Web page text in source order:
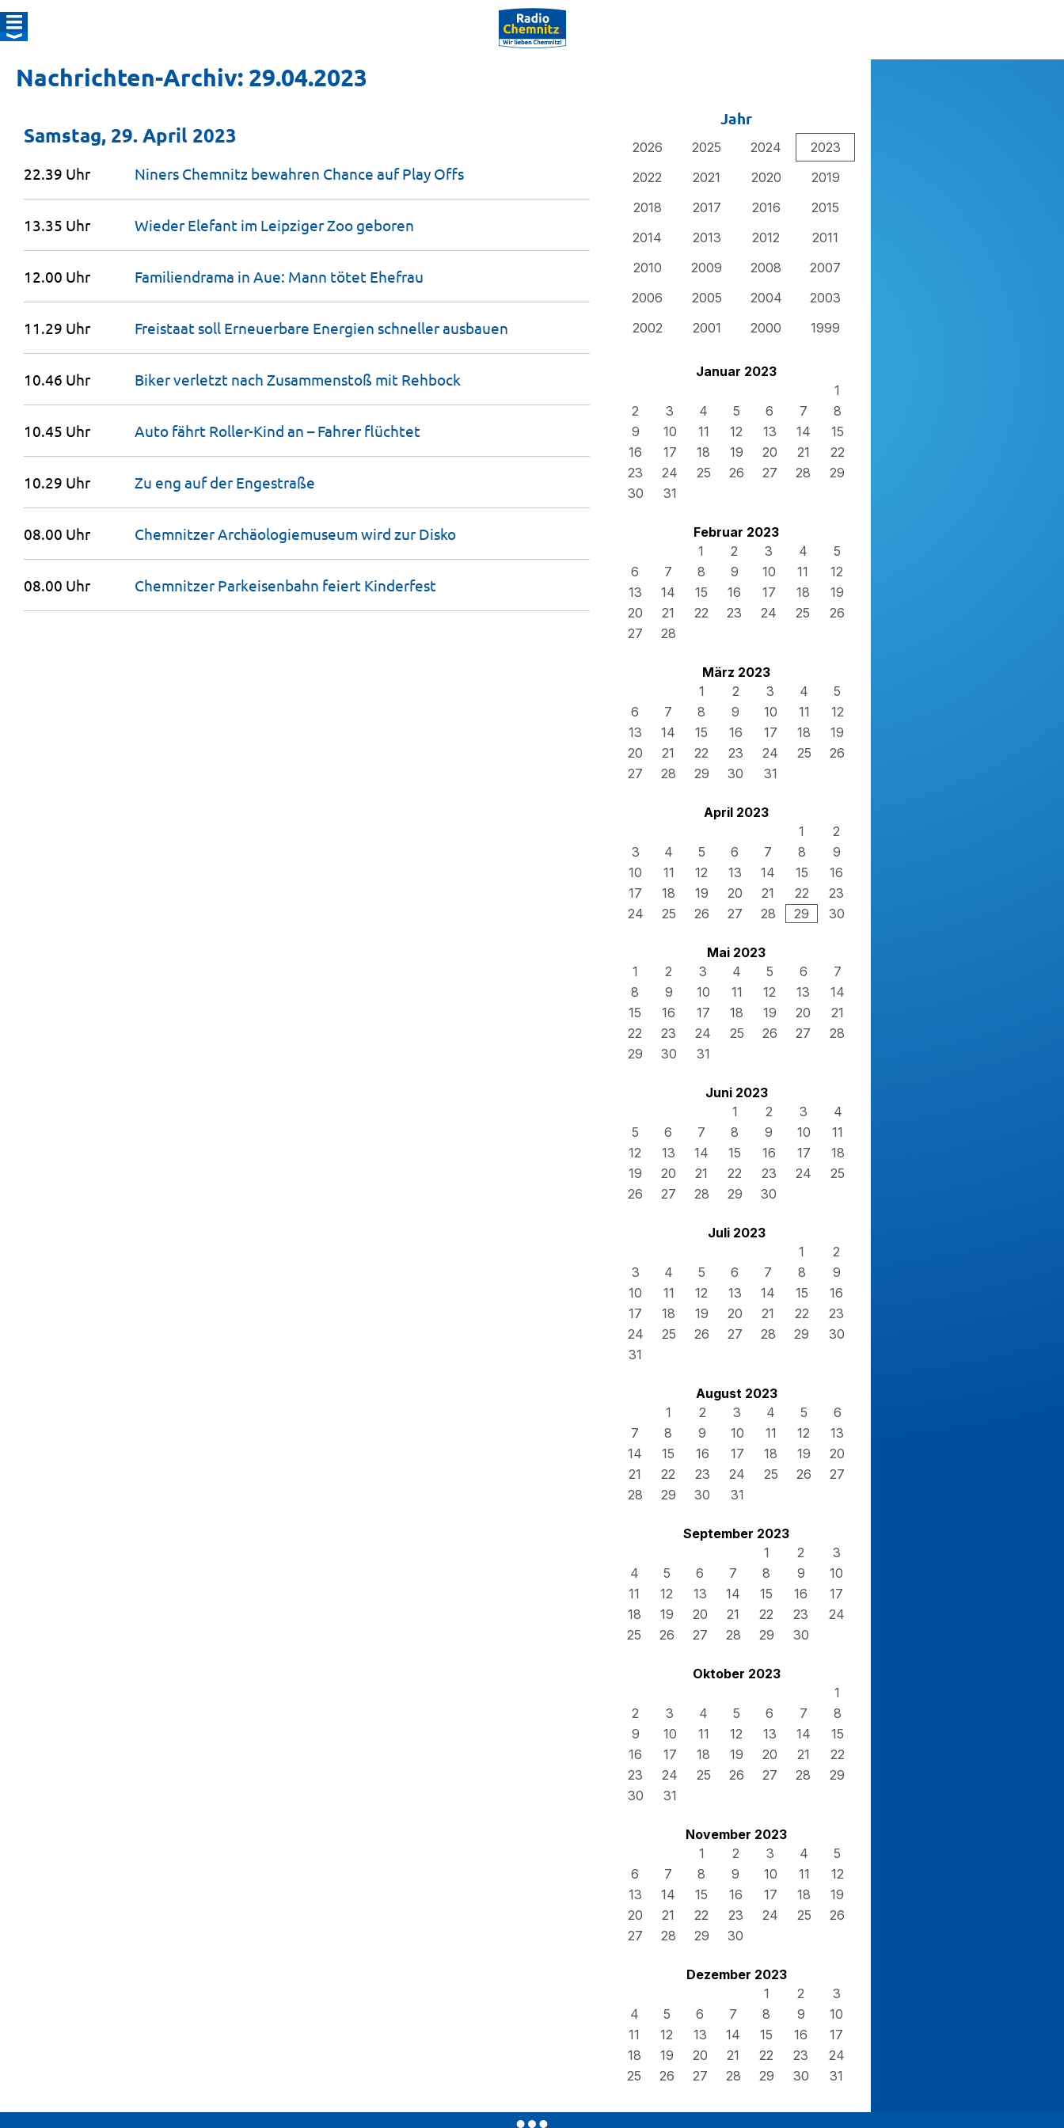
Nachrichten-Archiv: 29.04.2023
Jahr
2026 2025 2024
2023
2022
2021 2020
2019
2018
2017 2016
2015
2014
2013 2012
2011
2010
2009 2008
2007
2006
2005 2004
2003
2002
2001 2000 1999
Januar 2023
1
2
3 4 5 6 7
8
9
10 11 12 13 14
15
16
17 18 19 20 21
22
23
24 25 26 27 28
29
30
31
Februar 2023
1
2 3 4
5
6
7 8 9 10 11
12
13
14 15 16 17 18
19
20
21 22 23 24 25
26
27
28
März 2023
1
2 3 4
5
6
7 8 9 10 11
12
13
14 15 16 17 18
19
20
21 22 23 24 25
26
27
28 29 30 31
April 2023
1
2
3
4 5 6 7 8
9
10
11 12 13 14 15
16
17
18 19 20 21 22
23
24
25 26 27 28 29 30
Mai 2023
1
2 3 4 5 6
7
8
9 10 11 12 13
14
15
16 17 18 19 20
21
22
23 24 25 26 27
28
29
30 31
Juni 2023
1
2 3
4
5
6 7 8 9 10
11
12
13 14 15 16 17
18
19
20 21 22 23 24
25
26
27 28 29 30
Juli 2023
1
2
3
4 5 6 7 8
9
10
11 12 13 14 15
16
17
18 19 20 21 22
23
24
25 26 27 28 29
30
31
August 2023
1
2 3 4 5
6
7
8 9 10 11 12
13
14
15 16 17 18 19
20
21
22 23 24 25 26
27
28
29 30 31
September 2023
1
2
3
4
5 6 7 8 9
10
11
12 13 14 15 16
17
18
19 20 21 22 23
24
25
26 27 28 29 30
Oktober 2023
1
2
3 4 5 6 7
8
9
10 11 12 13 14
15
16
17 18 19 20 21
22
23
24 25 26 27 28
29
30
31
November 2023
1
2 3 4
5
6
7 8 9 10 11
12
13
14 15 16 17 18
19
20
21 22 23 24 25
26
27
28 29 30
Dezember 2023
1
2
3
4
5 6 7 8 9
10
11
12 13 14 15 16
17
18
19 20 21 22 23
24
25
26 27 28 29 30 31
Samstag, 29. April 2023
22.39 Uhr Niners Chemnitz bewahren Chance auf Play Offs
13.35 Uhr Wieder Elefant im Leipziger Zoo geboren
12.00 Uhr Familiendrama in Aue: Mann tötet Ehefrau
11.29 Uhr Freistaat soll Erneuerbare Energien schnellerausbauen
10.46 Uhr Biker verletzt nach Zusammenstoß mit Rehbock
10.45 Uhr Auto fährt Roller-Kind an – Fahrer flüchtet
10.29 Uhr Zu eng auf der Engestraße
08.00 Uhr Chemnitzer Archäologiemuseum wird zur Disko
08.00 Uhr Chemnitzer Parkeisenbahn feiert Kinderfest